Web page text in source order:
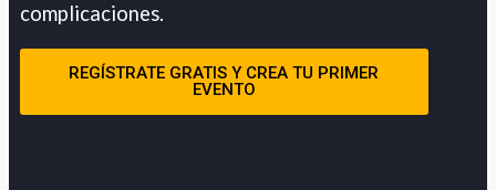
complicaciones.
REGÍSTRATE GRATIS Y CREA TU PRIMER
EVENTO